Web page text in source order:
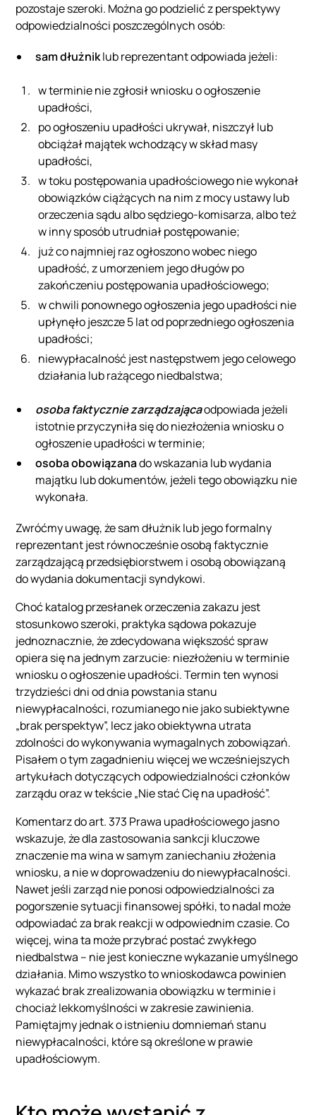
pozostaje szeroki. Można go podzielić z perspektywy
odpowiedzialności poszczególnych osób:
sam dłużniklub reprezentant odpowiada jeżeli:
w terminie nie zgłosił wniosku o ogłoszenie
upadłości,
po ogłoszeniu upadłości ukrywał, niszczył lub
obciążał majątek wchodzący w skład masy
upadłości,
w toku postępowania upadłościowego nie wykonał
obowiązków ciążących na nim z mocy ustawy lub
orzeczenia sądu albo sędziego-komisarza, albo też
w inny sposób utrudniał postępowanie;
już co najmniej raz ogłoszono wobec niego
upadłość, z umorzeniem jego długów po
zakończeniu postępowania upadłościowego;
w chwili ponownego ogłoszenia jego upadłości nie
upłynęło jeszcze 5 lat od poprzedniego ogłoszenia
upadłości;
niewypłacalność jest następstwem jego celowego
działania lub rażącego niedbalstwa;
osoba faktycznie zarządzającaodpowiada jeżeli
istotnie przyczyniła się do niezłożenia wniosku o
ogłoszenie upadłości w terminie;
osoba obowiązanado wskazania lub wydania
majątku lub dokumentów, jeżeli tego obowiązku nie
wykonała.
Zwróćmy uwagę, że sam dłużnik lub jego formalny
reprezentant jest równocześnie osobą faktycznie
zarządzającą przedsiębiorstwem i osobą obowiązaną
do wydania dokumentacji syndykowi.
Choć katalog przesłanek orzeczenia zakazu jest
stosunkowo szeroki, praktyka sądowa pokazuje
jednoznacznie, że zdecydowana większość spraw
opiera się na jednym zarzucie: niezłożeniu w terminie
wniosku o ogłoszenie upadłości. Termin ten wynosi
trzydzieści dni od dnia powstania stanu
niewypłacalności, rozumianego nie jako subiektywne
„brak perspektyw”, lecz jako obiektywna utrata
zdolności do wykonywania wymagalnych zobowiązań.
Pisałem o tym zagadnieniu więcej we wcześniejszych
artykułach dotyczących odpowiedzialności członków
zarządu oraz w tekście „Nie stać Cię na upadłość”.
Komentarz do art. 373 Prawa upadłościowego jasno
wskazuje, że dla zastosowania sankcji kluczowe
znaczenie ma wina w samym zaniechaniu złożenia
wniosku, a nie w doprowadzeniu do niewypłacalności.
Nawet jeśli zarząd nie ponosi odpowiedzialności za
pogorszenie sytuacji finansowej spółki, to nadal może
odpowiadać za brak reakcji w odpowiednim czasie. Co
więcej, wina ta może przybrać postać zwykłego
niedbalstwa – nie jest konieczne wykazanie umyślnego
działania. Mimo wszystko to wnioskodawca powinien
wykazać brak zrealizowania obowiązku w terminie i
chociaż lekkomyślności w zakresie zawinienia.
Pamiętajmy jednak o istnieniu domniemań stanu
niewypłacalności, które są określone w prawie
upadłościowym.